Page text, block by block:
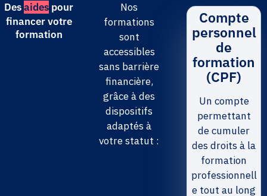
Desaides pour
financer votre
formation
Nos
formations
sont
accessibles
sans barrière
financière,
grâce à des
dispositifs
adaptés à
votre statut :
Compte
personnel
de
formation
(CPF)
Un compte
permettant
de cumuler
des droits à la
formation
professionnell
e tout au long